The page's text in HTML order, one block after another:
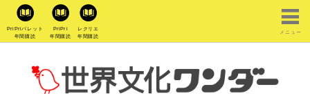
PriPriパレット
年間購読
PriPri
年間購読
レクリエ
年間購読
メニュー